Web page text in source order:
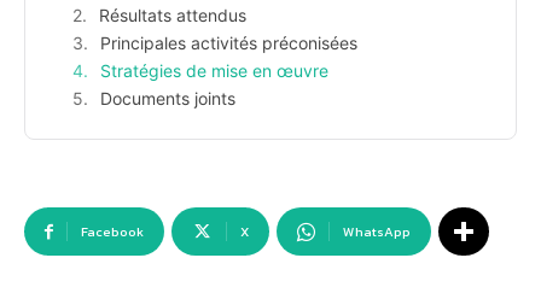
Résultats attendus
Principales activités préconisées
Stratégies de mise en œuvre
Documents joints
Facebook X WhatsApp